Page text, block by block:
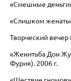
«Смешные
«Слишком
Творческий
«Женитьба Дон
Фурия). 2006 г.